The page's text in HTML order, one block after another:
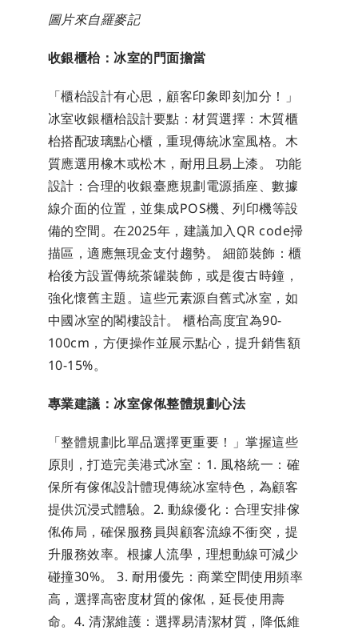
圖片來自羅麥記
收銀櫃枱：冰室的門面擔當
「櫃枱設計有心思，顧客印象即刻加分！」
冰室收銀櫃枱設計要點：材質選擇：木質櫃
枱搭配玻璃點心櫃，重現傳統冰室風格。木
質應選用橡木或松木，耐用且易上漆。 功能
設計：合理的收銀臺應規劃電源插座、數據
線介面的位置，並集成POS機、列印機等設
備的空間。在2025年，建議加入QR code掃
描區，適應無現金支付趨勢。 細節裝飾：櫃
枱後方設置傳統茶罐裝飾，或是復古時鐘，
強化懷舊主題。這些元素源自舊式冰室，如
中國冰室的閣樓設計。 櫃枱高度宜為90-
100cm，方便操作並展示點心，提升銷售額
10-15%。
專業建議：冰室傢俬整體規劃心法
「整體規劃比單品選擇更重要！」掌握這些
原則，打造完美港式冰室：1. 風格統一：確
保所有傢俬設計體現傳統冰室特色，為顧客
提供沉浸式體驗。2. 動線優化：合理安排傢
俬佈局，確保服務員與顧客流線不衝突，提
升服務效率。根據人流學，理想動線可減少
碰撞30%。 3. 耐用優先：商業空間使用頻率
高，選擇高密度材質的傢俬，延長使用壽
命。4. 清潔維護：選擇易清潔材質，降低維